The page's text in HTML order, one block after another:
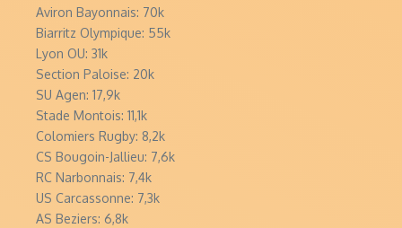
Aviron Bayonnais: 70k
Biarritz Olympique: 55k
Lyon OU: 31k
Section Paloise: 20k
SU Agen: 17,9k
Stade Montois: 11,1k
Colomiers Rugby: 8,2k
CS Bougoin-Jallieu: 7,6k
RC Narbonnais: 7,4k
US Carcassonne: 7,3k
AS Beziers: 6,8k